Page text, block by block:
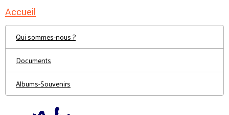
Accueil
Qui sommes-nous ?
Documents
Albums-Souvenirs